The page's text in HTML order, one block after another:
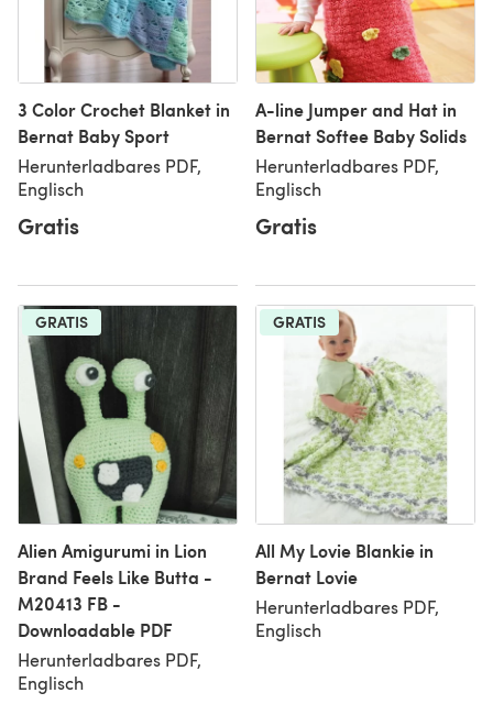
3 Color Crochet Blanket in
Bernat Baby Sport
Herunterladbares PDF,
Englisch
Gratis
A-line Jumper and Hat in
Bernat Softee Baby Solids
Herunterladbares PDF,
Englisch
Gratis
GRATIS
Alien Amigurumi in Lion
Brand Feels Like Butta -
M20413 FB -
Downloadable PDF
Herunterladbares PDF,
Englisch
GRATIS
All My Lovie Blankie in
Bernat Lovie
Herunterladbares PDF,
Englisch